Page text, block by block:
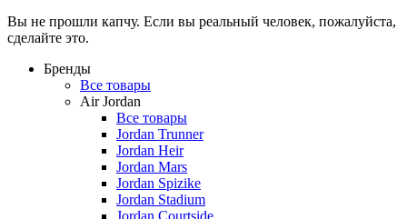
Вы не прошли капчу. Если вы реальный человек, пожалуйста,
сделайте это.
Бренды
Все товары
Air Jordan
Все товары
Jordan Trunner
Jordan Heir
Jordan Mars
Jordan Spizike
Jordan Stadium